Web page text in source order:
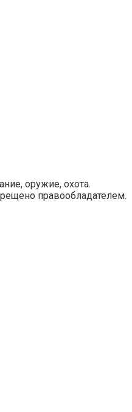
оружие, охота.
правообладателем.